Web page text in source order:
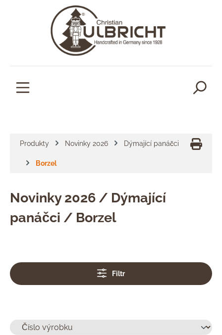
Produkty Novinky 2026 Dýmající panáčci
Borzel
Novinky 2026 / Dýmající
panáčci / Borzel
Filtr